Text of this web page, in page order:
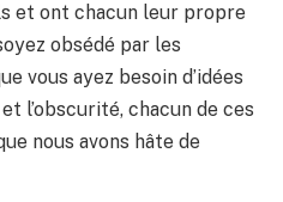
et ont chacun leur propre
obsédé par les
vous ayez besoin d’idées
l’obscurité, chacun de ces
nous avons hâte de